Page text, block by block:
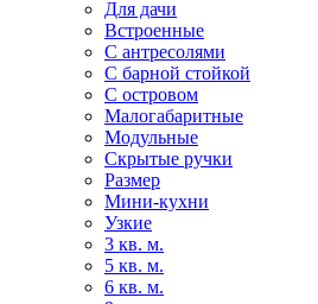
Для дачи
Встроенные
С антресолями
С барной стойкой
С островом
Малогабаритные
Модульные
Скрытые ручки
Размер
Мини-кухни
Узкие
3 кв. м.
5 кв. м.
6 кв. м.